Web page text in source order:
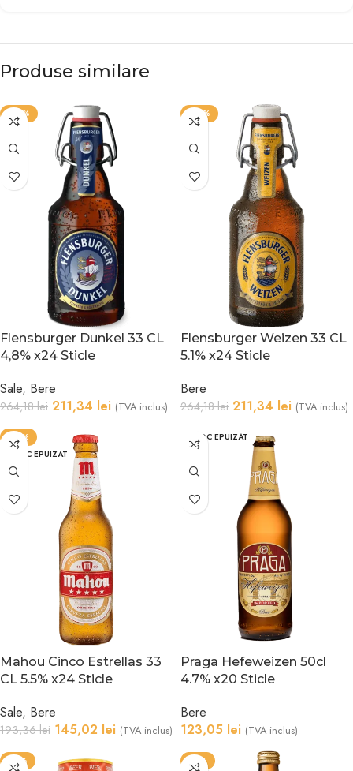
Produse similare
-20%
Flensburger Dunkel 33 CL
4,8% x24 Sticle
Sale, Bere
264,18lei 211,34 lei (TVA inclus)
-20%
Flensburger Weizen 33 CL
5.1% x24 Sticle
Bere
264,18lei 211,34 lei (TVA inclus)
-25%
STOC EPUIZAT
Mahou Cinco Estrellas 33
CL 5.5% x24 Sticle
Sale, Bere
193,36lei 145,02 lei (TVA inclus)
STOC EPUIZAT
Praga Hefeweizen 50cl
4.7% x20 Sticle
Bere
123,05 lei (TVA inclus)
-31% -18%